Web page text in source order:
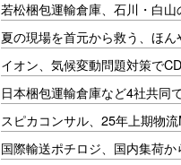
若松梱包運輸倉庫、石川・白
夏の現場を首元から救う、ほ
イオン、気候変動問題対策で
日本梱包運輸倉庫など4社共同
スピカコンサル、25年上期物
国際輸送ポチロジ、国内集荷